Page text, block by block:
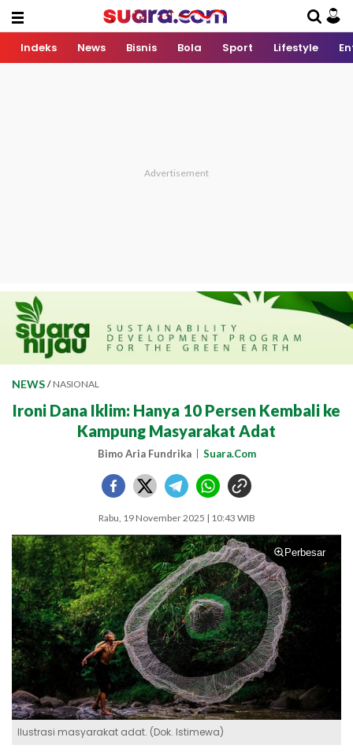
Indeks News Bisnis Bola Sport Lifestyle
NEWS / NASIONAL
Ironi Dana Iklim: Hanya 10 Persen Kembali ke
Kampung Masyarakat Adat
Bimo Aria Fundrika Suara.Com
Rabu, 19 November 2025 | 10:43 WIB
Perbesar
Ilustrasi masyarakat adat. (Dok. Istimewa)